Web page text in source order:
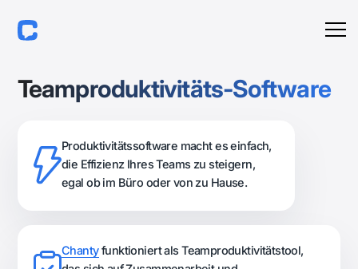
Teamproduktivitäts-Software
Produktivitätssoftware macht es einfach,
die Effizienz Ihres Teams zu steigern,
egal ob im Büro oder von zu Hause.
Chantyfunktioniert als Teamproduktivitätstool,